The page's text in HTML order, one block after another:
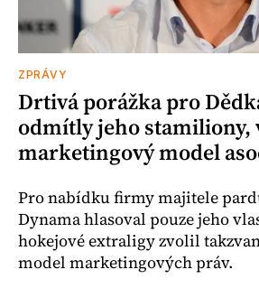
ZPRÁVY
Drtivá porážka pro
odmítly jeho stamiliony,
marketingový model
Pro nabídku firmy majitele
Dynama hlasoval pouze jeho
hokejové extraligy zvolil
model marketingových práv.